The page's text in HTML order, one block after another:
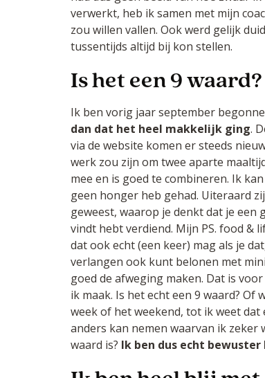
verwerkt, heb ik samen met mijn
zou willen vallen. Ook werd gelijk
tussentijds altijd bij kon stellen.
Is het een 9 waard?
Ik ben vorig jaar september
dan dat het heel makkelijk ging.
via de website komen er steeds
werk zou zijn om twee aparte
mee en is goed te combineren. Ik
geen honger heb gehad. Uiteraard
geweest, waarop je denkt dat je
vindt hebt verdiend. Mijn PS. food &
dat ook echt (een keer) mag als je
verlangen ook kunt belonen met
goed de afweging maken. Dat is
ik maak. Is het echt een 9 waard?
week of het weekend, tot ik weet
anders kan nemen waarvan ik zeker
waard is? Ik ben dus echt